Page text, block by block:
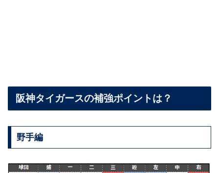
阪神タイガースの補強ポイントは？
野手編